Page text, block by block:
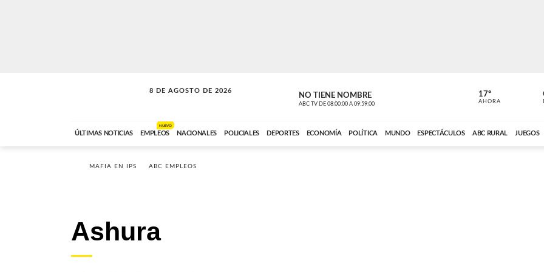
8 DE AGOSTO DE 2026
CONEXIÓN ROMANCE NO TIENE NOMBRE
ABC TV DE 08:00:00 A 09:59:00
NO TIENE
ABC CARDINAL
17º
AHORA
ÚLTIMAS NOTICIAS EMPLEOS
NUEVO
NACIONALES POLICIALES DEPORTES ECONOMÍA POLÍTICA MUNDO ESPECTÁCULOS ABC RURAL JUEGOS
MAFIA EN IPS ABC EMPLEOS
Ashura